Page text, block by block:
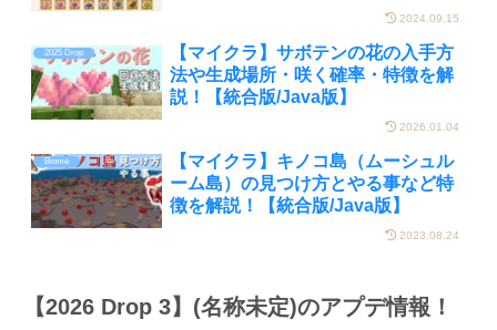
2024.09.15
2025 Drop
【マイクラ】サボテンの花の入手方
法や生成場所・咲く確率・特徴を解
説！【統合版/Java版】
2026.01.04
Biome
【マイクラ】キノコ島（ムーシュル
ーム島）の見つけ方とやる事など特
徴を解説！【統合版/Java版】
2023.08.24
【2026 Drop 3】(名称未定)のアプデ情報！